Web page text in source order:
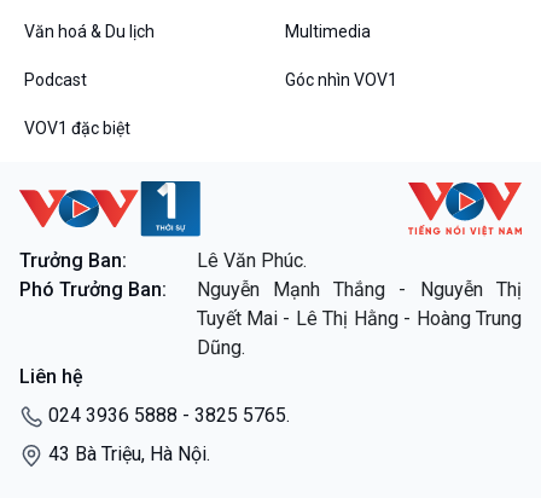
Văn hoá & Du lịch Multimedia
Podcast Góc nhìn VOV1
VOV1 đặc biệt
Trưởng Ban:
Lê Văn Phúc.
Phó Trưởng Ban:
Nguyễn Mạnh Thắng - Nguyễn Thị
Tuyết Mai - Lê Thị Hằng - Hoàng Trung
Dũng.
Liên hệ
024 3936 5888 - 3825 5765.
43 Bà Triệu, Hà Nội.